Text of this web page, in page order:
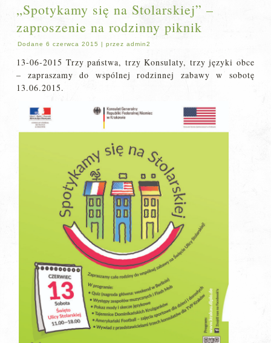
„Spotykamy się na Stolarskiej” –
zaproszenie na rodzinny piknik
Dodane 6 czerwca 2015 |przez admin2
13-06-2015 Trzy państwa, trzy Konsulaty, trzy języki obce
– zapraszamy do wspólnej rodzinnej zabawy w sobotę
13.06.2015.